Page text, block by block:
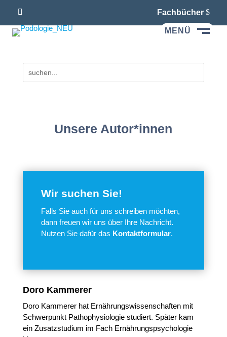
Fachbücher
MENÜ
Unsere Autor*innen
Wir suchen Sie!
Falls Sie auch für uns schreiben möchten,
dann freuen wir uns über Ihre Nachricht.
Nutzen Sie dafür das Kontaktformular.
Doro Kammerer
Doro Kammerer hat Ernährungswissenschaften mit
Schwerpunkt Pathophysiologie studiert. Später kam
ein Zusatzstudium im Fach Ernährungspsychologie